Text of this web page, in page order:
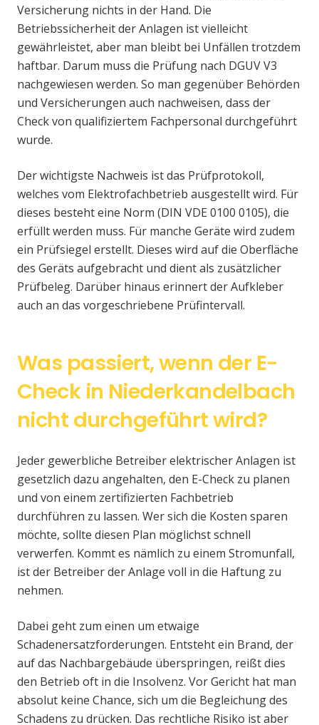
Versicherung nichts in der Hand. Die
Betriebssicherheit der Anlagen ist vielleicht
gewährleistet, aber man bleibt bei Unfällen trotzdem
haftbar. Darum muss die Prüfung nach DGUV V3
nachgewiesen werden. So man gegenüber Behörden
und Versicherungen auch nachweisen, dass der
Check von qualifiziertem Fachpersonal durchgeführt
wurde.
Der wichtigste Nachweis ist das Prüfprotokoll,
welches vom Elektrofachbetrieb ausgestellt wird. Für
dieses besteht eine Norm (DIN VDE 0100 0105), die
erfüllt werden muss. Für manche Geräte wird zudem
ein Prüfsiegel erstellt. Dieses wird auf die Oberfläche
des Geräts aufgebracht und dient als zusätzlicher
Prüfbeleg. Darüber hinaus erinnert der Aufkleber
auch an das vorgeschriebene Prüfintervall.
Was passiert, wenn der E-
Check in Niederkandelbach
nicht durchgeführt wird?
Jeder gewerbliche Betreiber elektrischer Anlagen ist
gesetzlich dazu angehalten, den E-Check zu planen
und von einem zertifizierten Fachbetrieb
durchführen zu lassen. Wer sich die Kosten sparen
möchte, sollte diesen Plan möglichst schnell
verwerfen. Kommt es nämlich zu einem Stromunfall,
ist der Betreiber der Anlage voll in die Haftung zu
nehmen.
Dabei geht zum einen um etwaige
Schadenersatzforderungen. Entsteht ein Brand, der
auf das Nachbargebäude überspringen, reißt dies
den Betrieb oft in die Insolvenz. Vor Gericht hat man
absolut keine Chance, sich um die Begleichung des
Schadens zu drücken. Das rechtliche Risiko ist aber